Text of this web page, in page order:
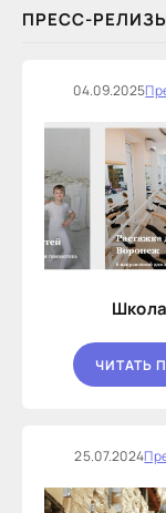
ПРЕСС-
04.09.2025
ЧИТАТЬ
25.07.2024